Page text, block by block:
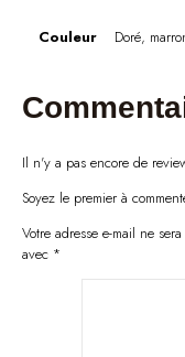
Couleur Doré,
Il n'y a pas encore de
Soyez le premier à
Votre adresse e-mail ne
avec *